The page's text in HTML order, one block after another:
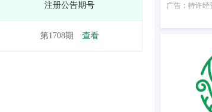
注册公告期号
第1708期 查看